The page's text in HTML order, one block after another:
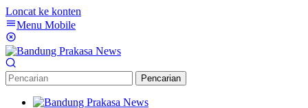
Loncat ke konten
Menu Mobile
Pencarian